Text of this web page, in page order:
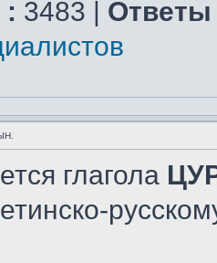
3483 | Ответы
глагола